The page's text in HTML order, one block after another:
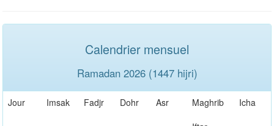
Calendrier mensuel
Ramadan 2026 (1447 hijri)
Jour Imsak Fadjr Dohr Asr
Maghrib
Icha